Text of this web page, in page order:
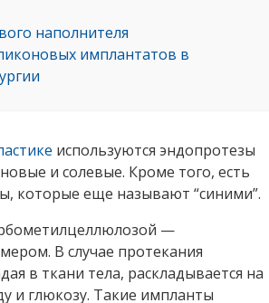
наполнителя
имплантатов в
используются эндопротезы
и солевые. Кроме того, есть
которые еще называют “синими”.
—
В случае протекания
в ткани тела, раскладывается на
и глюкозу. Такие импланты